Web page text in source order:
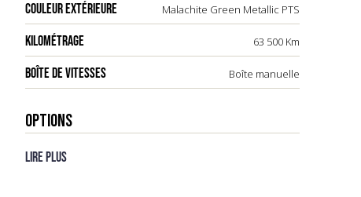
COULEUR EXTÉRIEURE Malachite Green Metallic PTS
KILOMÉTRAGE 63 500 Km
BOÎTE DE VITESSES Boîte manuelle
OPTIONS
Lire plus